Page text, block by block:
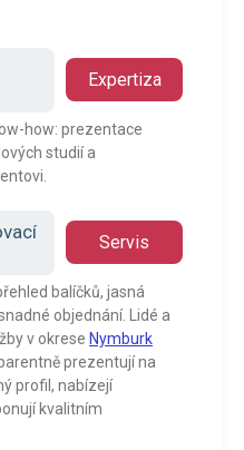
Expertiza
how: prezentace
studií a
Servis
balíčků, jasná
objednání. Lidé a
v okrese Nymburk
prezentují na
profil, nabízejí
kvalitním